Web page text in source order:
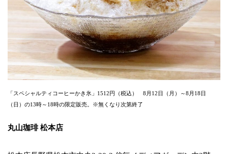
「スペシャルティコーヒーかき氷」1512円（税込） 8月12日（月）～8月18日
（日）の13時～18時の限定販売。※無くなり次第終了
丸山珈琲 松本店